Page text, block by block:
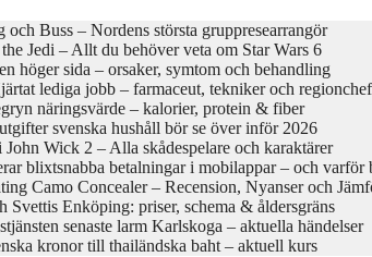
och Buss – Nordens största gruppresearrangör
Jedi – Allt du behöver veta om Star Wars 6
höger sida – orsaker, symtom och behandling
lediga jobb – farmaceut, tekniker och regionchef
näringsvärde – kalorier, protein & fiber
svenska hushåll bör se över inför 2026
Wick 2 – Alla skådespelare och karaktärer
blixtsnabba betalningar i mobilappar – och varför
Camo Concealer – Recension, Nyanser och
Svettis Enköping: priser, schema & åldersgräns
senaste larm Karlskoga – aktuella händelser
kronor till thailändska baht – aktuell kurs